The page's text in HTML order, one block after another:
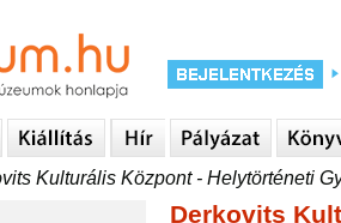
Kulturális Központ - Helytörténeti
Derkovits